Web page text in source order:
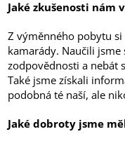
Jaké zkušenosti nám
Z výměnného pobytu
kamarády. Naučili
zodpovědnosti a nebát
Také jsme získali
podobná té naší, ale
Jaké dobroty jsme